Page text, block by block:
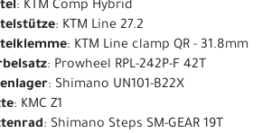
: KTM Comp Hybrid
: KTM Line 27.2
: KTM Line clamp QR - 31.8mm
: Prowheel RPL-242P-F 42T
: Shimano UN101-B22X
: KMC Z1
: Shimano Steps SM-GEAR 19T